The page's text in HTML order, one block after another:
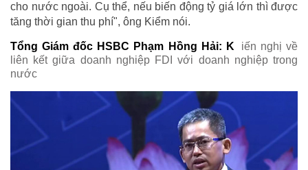
cho nước ngoài. Cụ thể, nếu biến động tỷ giá lớn thì được
tăng thời gian thu phí", ông Kiểm nói.
Tổng Giám đốc HSBC Phạm Hồng Hải: K
iến nghị về
liên kết giữa doanh nghiệp FDI với doanh nghiệp trong
nước